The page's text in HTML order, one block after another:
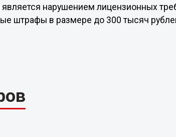
нарушением лицензионных
штрафы в размере до 300 тысяч